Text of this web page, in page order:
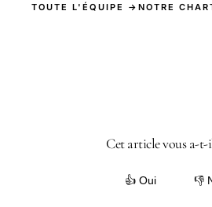
TOUTE L'ÉQUIPE → NOTRE
Cet article vous a-t-
👍 Oui 👎